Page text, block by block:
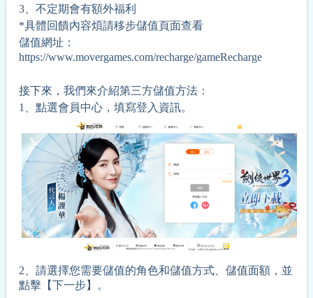
3、不定期會有額外福利
*具體回饋內容煩請移步儲值頁面查看
儲值網址：
https://www.movergames.com/recharge/gameRecharge
接下來，我們來介紹第三方儲值方法：
1、點選會員中心，填寫登入資訊。
2、請選擇您需要儲值的角色和儲值方式、儲值面額，並
點擊【下一步】。